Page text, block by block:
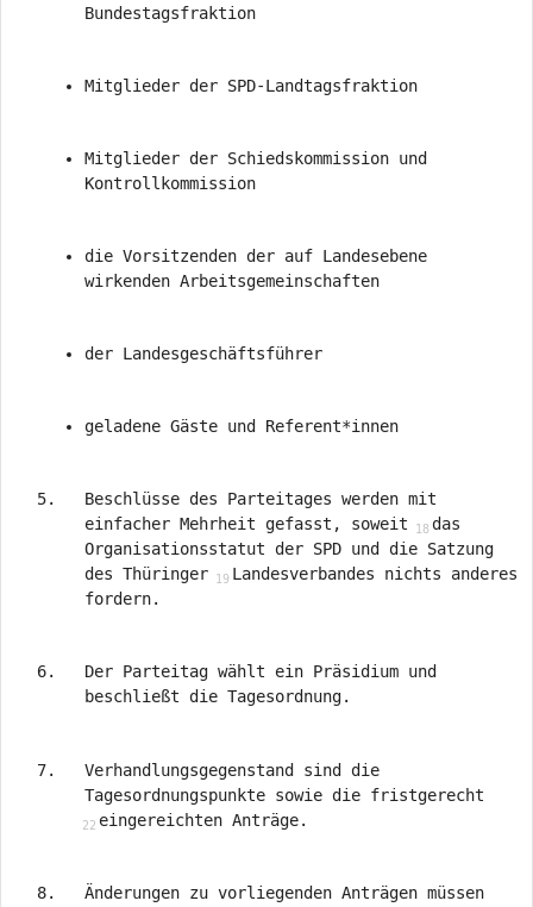
Bundestagsfraktion
Mitglieder der SPD-Landtagsfraktion
Mitglieder der Schiedskommission und
Kontrollkommission
die Vorsitzenden der auf Landesebene
wirkenden Arbeitsgemeinschaften
der Landesgeschäftsführer
geladene Gäste und Referent*innen
Beschlüsse des Parteitages werden mit
einfacher Mehrheit gefasst, soweit
das
Organisationsstatut der SPD und die Satzung
des Thüringer
Landesverbandes nichts anderes
fordern.
Der Parteitag wählt ein Präsidium und
beschließt die Tagesordnung.
Verhandlungsgegenstand sind die
Tagesordnungspunkte sowie die fristgerecht
eingereichten Anträge.
Änderungen zu vorliegenden Anträgen müssen